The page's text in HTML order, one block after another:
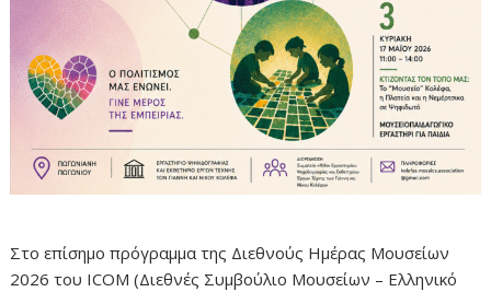
Στο επίσημο πρόγραμμα της Διεθνούς Ημέρας Μουσείων
2026 του ICOM (Διεθνές Συμβούλιο Μουσείων – Ελληνικό